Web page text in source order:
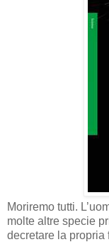
Moriremo tutti.
molte altre specie
decretare la propria